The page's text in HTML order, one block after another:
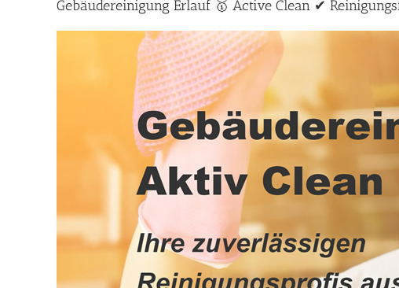
Gebäudereinigung Erlauf 🥇 Active Clean ✔